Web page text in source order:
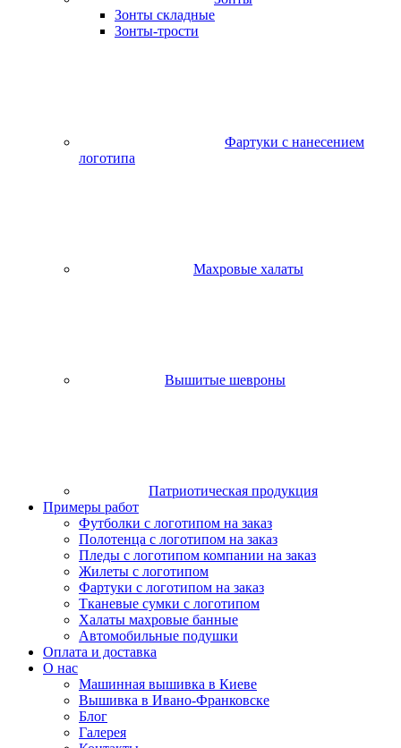
Зонты складные
Зонты-трости
Фартуки с нанесением
логотипа
Махровые халаты
Вышитые шевроны
Патриотическая продукция
Примеры работ
Футболки с логотипом на заказ
Полотенца с логотипом на заказ
Пледы с логотипом компании на заказ
Жилеты с логотипом
Фартуки с логотипом на заказ
Тканевые сумки с логотипом
Халаты махровые банные
Автомобильные подушки
Оплата и доставка
О нас
Машинная вышивка в Киеве
Вышивка в Ивано-Франковске
Блог
Галерея